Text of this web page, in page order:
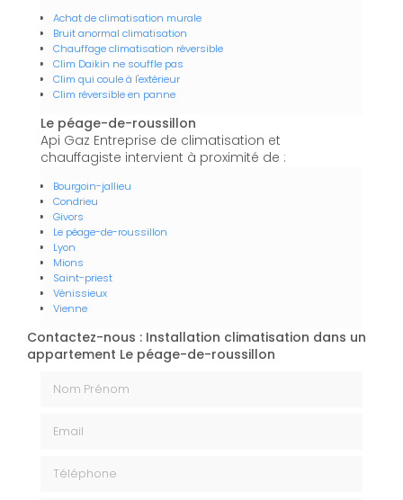
Achat de climatisation murale
Bruit anormal climatisation
Chauffage climatisation réversible
Clim Daikin ne souffle pas
Clim qui coule à l'extérieur
Clim réversible en panne
Le péage-de-roussillon
Api Gaz Entreprise de climatisation et
chauffagiste intervient à proximité de :
Bourgoin-jallieu
Condrieu
Givors
Le péage-de-roussillon
Lyon
Mions
Saint-priest
Vénissieux
Vienne
Contactez-nous : Installation climatisation dans un
appartement Le péage-de-roussillon